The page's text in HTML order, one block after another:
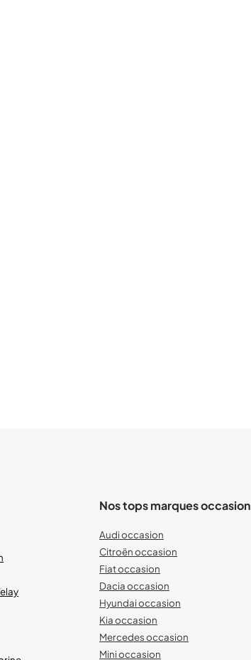
Nos tops marques occasion
Audi occasion
Citroën occasion
Fiat occasion
Dacia occasion
Hyundai occasion
Kia occasion
Mercedes occasion
Mini occasion